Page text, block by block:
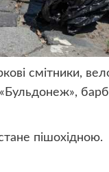
смітники,
пішохідною.